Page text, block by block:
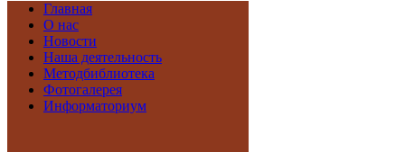
Главная
О нас
Новости
Наша деятельность
Методбиблиотека
Фотогалерея
Информаториум